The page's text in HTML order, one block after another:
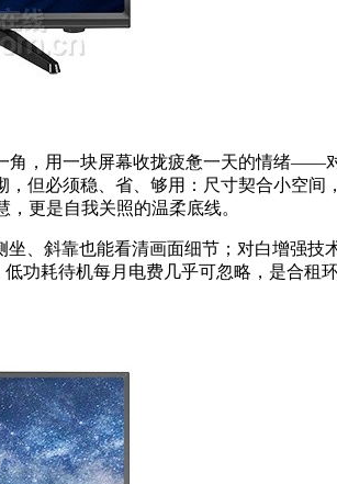
，用一块屏幕收拢疲惫一天的情绪——
但必须稳、省、够用：尺寸契合小空
更是自我关照的温柔底线。
坐、斜靠也能看清画面细节；对白增强
功耗待机每月电费几乎可忽略，是合租